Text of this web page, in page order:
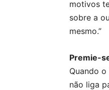
motivos
sobre a
mesmo.”
Premie-
Quando
não liga